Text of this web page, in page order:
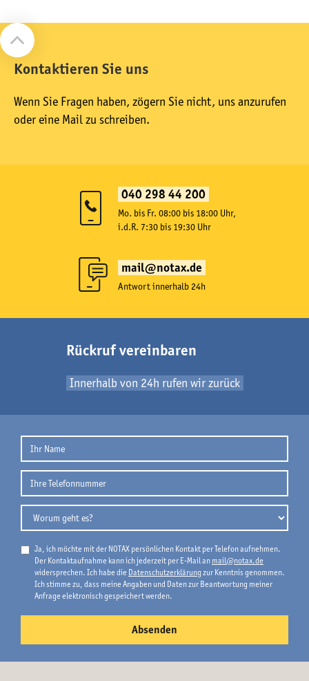
Kontaktieren Sie uns
Wenn Sie Fragen haben, zögern Sie nicht, uns anzurufen
oder eine Mail zu schreiben.
040 298 44 200
Mo. bis Fr. 08:00 bis 18:00 Uhr,
i.d.R. 7:30 bis 19:30 Uhr
mail@notax.de
Antwort innerhalb 24h
Rückruf vereinbaren
Innerhalb von 24h rufen wir zurück
Ja, ich möchte mit der NOTAX persönlichen Kontakt per Telefon aufnehmen.
Der Kontaktaufnahme kann ich jederzeit per E-Mail an mail@notax.de
widersprechen. Ich habe die Datenschutzerklärungzur Kenntnis genommen.
Ich stimme zu, dass meine Angaben und Daten zur Beantwortung meiner
Anfrage elektronisch gespeichert werden.